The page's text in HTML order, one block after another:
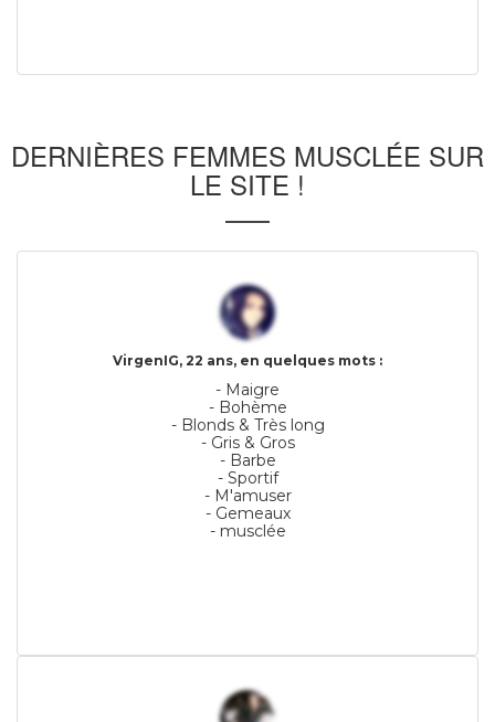
DERNIÈRES FEMMES MUSCLÉE SUR
LE SITE !
VirgenIG, 22 ans, en quelques mots :
- Maigre
- Bohème
- Blonds & Très long
- Gris & Gros
- Barbe
- Sportif
- M'amuser
- Gemeaux
- musclée